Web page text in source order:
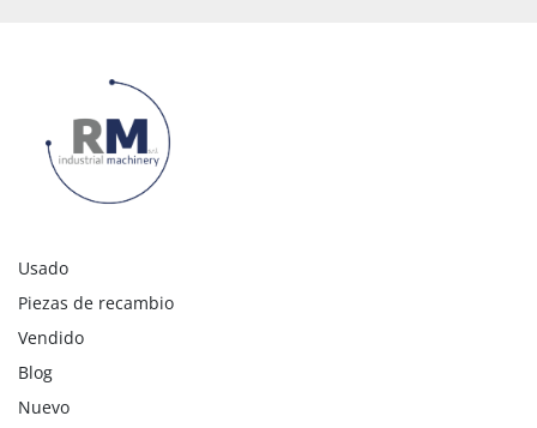
Usado
Piezas de recambio
Vendido
Blog
Nuevo